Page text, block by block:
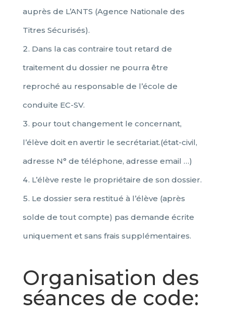
auprès de L’ANTS (Agence Nationale des
Titres Sécurisés).
Dans la cas contraire tout retard de
traitement du dossier ne pourra être
reproché au responsable de l’école de
conduite EC-SV.
pour tout changement le concernant,
l’élève doit en avertir le secrétariat.(état-civil,
adresse N° de téléphone, adresse email …)
L’élève reste le propriétaire de son dossier.
Le dossier sera restitué à l’élève (après
solde de tout compte) pas demande écrite
uniquement et sans frais supplémentaires.
Organisation des
séances de code: